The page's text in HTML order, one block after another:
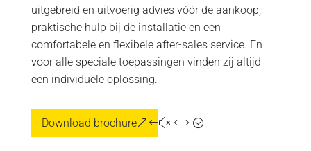
uitgebreid en uitvoerig advies vóór de aankoop,
praktische hulp bij de installatie en een
comfortabele en flexibele after-sales service. En
voor alle speciale toepassingen vinden zij altijd
een individuele oplossing.
Download brochure